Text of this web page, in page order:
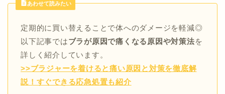
あわせて読みたい
定期的に買い替えることで体へのダメージを軽減◎
以下記事ではブラが原因で痛くなる原因や対策法を
詳しく紹介しています。
>>ブラジャーを着けると痛い原因と対策を徹底解
説！すぐできる応急処置も紹介